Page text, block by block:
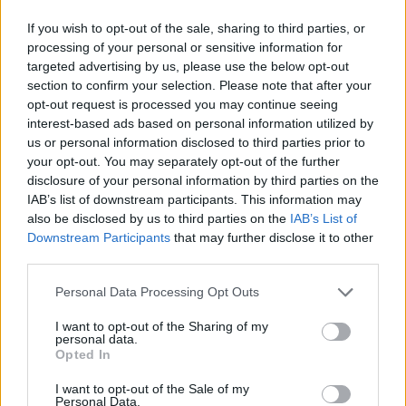
If you wish to opt-out of the sale, sharing to third parties, or
processing of your personal or sensitive information for
targeted advertising by us, please use the below opt-out
section to confirm your selection. Please note that after your
opt-out request is processed you may continue seeing
interest-based ads based on personal information utilized by
us or personal information disclosed to third parties prior to
your opt-out. You may separately opt-out of the further
disclosure of your personal information by third parties on the
IAB’s list of downstream participants. This information may
also be disclosed by us to third parties on the IAB’s List of
Downstream Participants that may further disclose it to other
Please note that this website/app uses one or more Google
not limited to your visit or usage behaviour. You may click to
grant or deny consent to Google and its third-party tags to
use your data for below specified purposes in below Google
consent section.
Personal Data Processing Opt Outs
I want to opt-out of the Sharing of my
personal data.
Opted In
I want to opt-out of the Sale of my
Personal Data.
kevesebb rendező kap lehetőséget arra, hogy ilyen
módon, ekkora léptékben forgasson.
A 250 millió dolláros költségvetés természetesen óriási
kockázat is. Egy ilyen filmnek a marketinggel együtt
bőven félmilliárd dollár fölötti bevételre lehet szüksége
nevezni. Nolan mellett szól, hogy az Oppenheimer